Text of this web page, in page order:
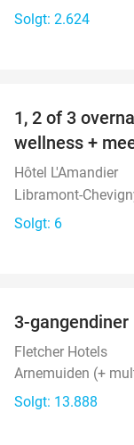
Solgt: 2.624
DAG
1, 2 of 3
wellness +
Hôtel L'Amandier
Libramont-
Solgt: 6
3-
Fletcher Hotels
Arnemuiden (+
Solgt: 13.888